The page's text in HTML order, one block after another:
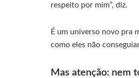
respeito por mim”, diz.
É um universo novo pra
como eles não
Mas atenção: nem